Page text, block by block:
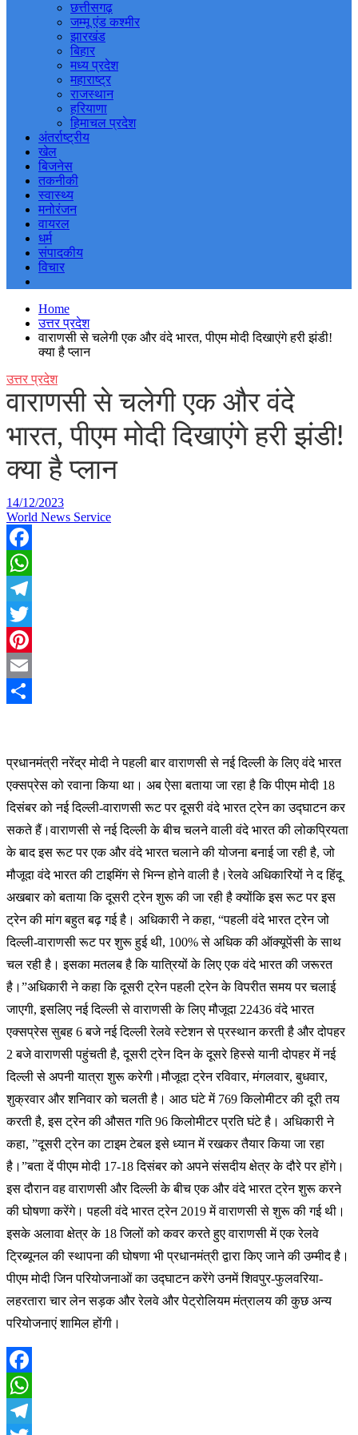
छत्तीसगढ़
जम्मू एंड कश्मीर
झारखंड
बिहार
मध्य प्रदेश
महाराष्ट्र
राजस्थान
हरियाणा
हिमाचल प्रदेश
अंतर्राष्ट्रीय
खेल
बिजनेस
तकनीकी
स्वास्थ्य
मनोरंजन
वायरल
धर्म
संपादकीय
विचार
Home
उत्तर प्रदेश
वाराणसी से चलेगी एक और वंदे भारत, पीएम मोदी दिखाएंगे हरी झंडी!
क्या है प्लान
उत्तर प्रदेश
वाराणसी से चलेगी एक और वंदे
भारत, पीएम मोदी दिखाएंगे हरी झंडी!
क्या है प्लान
14/12/2023
World News Service
Facebook
WhatsApp
Telegram
Twitter
Pinterest
Email
प्रधानमंत्री नरेंद्र मोदी ने पहली बार वाराणसी से नई दिल्ली के लिए वंदे भारत
एक्सप्रेस को रवाना किया था। अब ऐसा बताया जा रहा है कि पीएम मोदी 18
दिसंबर को नई दिल्ली-वाराणसी रूट पर दूसरी वंदे भारत ट्रेन का उद्घाटन कर
सकते हैं।वाराणसी से नई दिल्ली के बीच चलने वाली वंदे भारत की लोकप्रियता
के बाद इस रूट पर एक और वंदे भारत चलाने की योजना बनाई जा रही है, जो
मौजूदा वंदे भारत की टाइमिंग से भिन्न होने वाली है।रेलवे अधिकारियों ने द हिंदू
अखबार को बताया कि दूसरी ट्रेन शुरू की जा रही है क्योंकि इस रूट पर इस
ट्रेन की मांग बहुत बढ़ गई है। अधिकारी ने कहा, “पहली वंदे भारत ट्रेन जो
दिल्ली-वाराणसी रूट पर शुरू हुई थी, 100% से अधिक की ऑक्यूपेंसी के साथ
चल रही है। इसका मतलब है कि यात्रियों के लिए एक वंदे भारत की जरूरत
है।”अधिकारी ने कहा कि दूसरी ट्रेन पहली ट्रेन के विपरीत समय पर चलाई
जाएगी, इसलिए नई दिल्ली से वाराणसी के लिए मौजूदा 22436 वंदे भारत
एक्सप्रेस सुबह 6 बजे नई दिल्ली रेलवे स्टेशन से प्रस्थान करती है और दोपहर
2 बजे वाराणसी पहुंचती है, दूसरी ट्रेन दिन के दूसरे हिस्से यानी दोपहर में नई
दिल्ली से अपनी यात्रा शुरू करेगी।मौजूदा ट्रेन रविवार, मंगलवार, बुधवार,
शुक्रवार और शनिवार को चलती है। आठ घंटे में 769 किलोमीटर की दूरी तय
करती है, इस ट्रेन की औसत गति 96 किलोमीटर प्रति घंटे है। अधिकारी ने
कहा, ”दूसरी ट्रेन का टाइम टेबल इसे ध्यान में रखकर तैयार किया जा रहा
है।”बता दें पीएम मोदी 17-18 दिसंबर को अपने संसदीय क्षेत्र के दौरे पर होंगे।
इस दौरान वह वाराणसी और दिल्ली के बीच एक और वंदे भारत ट्रेन शुरू करने
की घोषणा करेंगे। पहली वंदे भारत ट्रेन 2019 में वाराणसी से शुरू की गई थी।
इसके अलावा क्षेत्र के 18 जिलों को कवर करते हुए वाराणसी में एक रेलवे
ट्रिब्यूनल की स्थापना की घोषणा भी प्रधानमंत्री द्वारा किए जाने की उम्मीद है।
पीएम मोदी जिन परियोजनाओं का उद्घाटन करेंगे उनमें शिवपुर-फुलवरिया-
लहरतारा चार लेन सड़क और रेलवे और पेट्रोलियम मंत्रालय की कुछ अन्य
परियोजनाएं शामिल होंगी।
Facebook
WhatsApp